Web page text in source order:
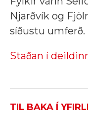
Njarðvík og
síðustu umferð.
Staðan í
TIL BAKA Í